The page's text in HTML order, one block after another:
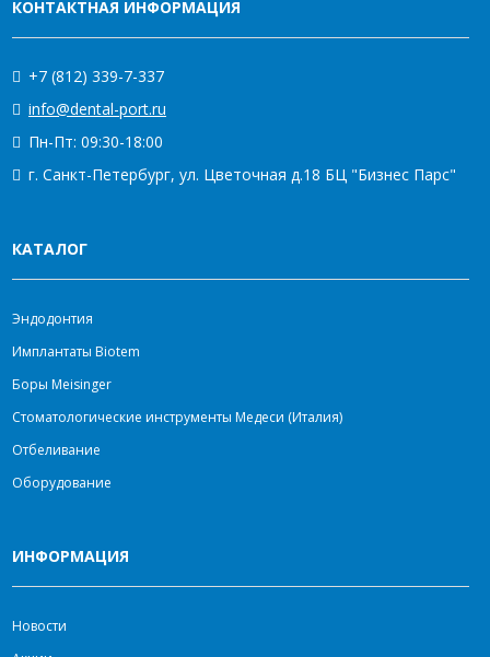
КОНТАКТНАЯ ИНФОРМАЦИЯ
+7 (812) 339-7-337
info@dental-port.ru
Пн-Пт: 09:30-18:00
г. Санкт-Петербург, ул. Цветочная д.18 БЦ "Бизнес Парс"
КАТАЛОГ
Эндодонтия
Имплантаты Biotem
Боры Meisinger
Стоматологические инструменты Медеси (Италия)
Отбеливание
Оборудование
ИНФОРМАЦИЯ
Новости